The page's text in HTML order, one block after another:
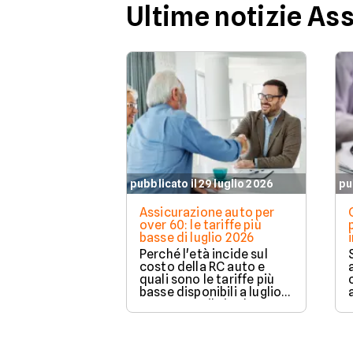
Ultime notizie
pubblicato il 29 luglio 2026
Assicurazione auto per
over 60: le tariffe più
basse di luglio 2026
Perché l'età incide sul
costo della RC auto e
quali sono le tariffe più
basse disponibili a luglio
2026 su Facile.it, da
106,32€ annui.